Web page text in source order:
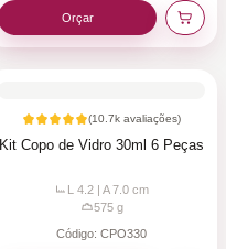
Orçar
(10.7k avaliações)
Kit Copo de Vidro 30ml 6 Peças
L 4.2 | A 7.0 cm
575g
Código: CPO330